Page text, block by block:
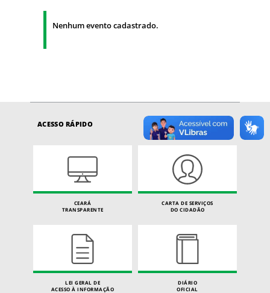
Nenhum evento cadastrado.
ACESSO RÁPIDO
CEARÁ
TRANSPARENTE
CARTA DE SERVIÇOS
DO CIDADÃO
LEI GERAL DE
ACESSO À INFORMAÇÃO
DIÁRIO
OFICIAL